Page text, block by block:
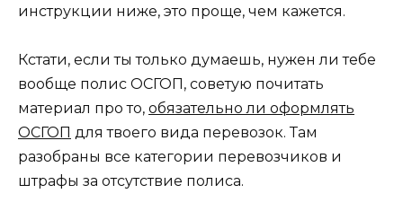
инструкции ниже, это проще, чем кажется.
Кстати, если ты только думаешь, нужен ли тебе
вообще полис ОСГОП, советую почитать
материал про то, обязательно ли оформлять
ОСГОП для твоего вида перевозок. Там
разобраны все категории перевозчиков и
штрафы за отсутствие полиса.